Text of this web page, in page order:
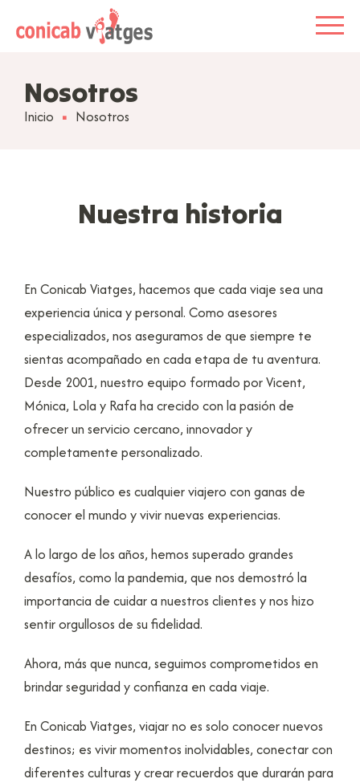
Nosotros
Inicio Nosotros
Nuestra historia
En Conicab Viatges, hacemos que cada viaje sea una
experiencia única y personal. Como asesores
especializados, nos aseguramos de que siempre te
sientas acompañado en cada etapa de tu aventura.
Desde 2001, nuestro equipo formado por Vicent,
Mónica, Lola y Rafa ha crecido con la pasión de
ofrecer un servicio cercano, innovador y
completamente personalizado.
Nuestro público es cualquier viajero con ganas de
conocer el mundo y vivir nuevas experiencias.
A lo largo de los años, hemos superado grandes
desafíos, como la pandemia, que nos demostró la
importancia de cuidar a nuestros clientes y nos hizo
sentir orgullosos de su fidelidad.
Ahora, más que nunca, seguimos comprometidos en
brindar seguridad y confianza en cada viaje.
En Conicab Viatges, viajar no es solo conocer nuevos
destinos; es vivir momentos inolvidables, conectar con
diferentes culturas y crear recuerdos que durarán para